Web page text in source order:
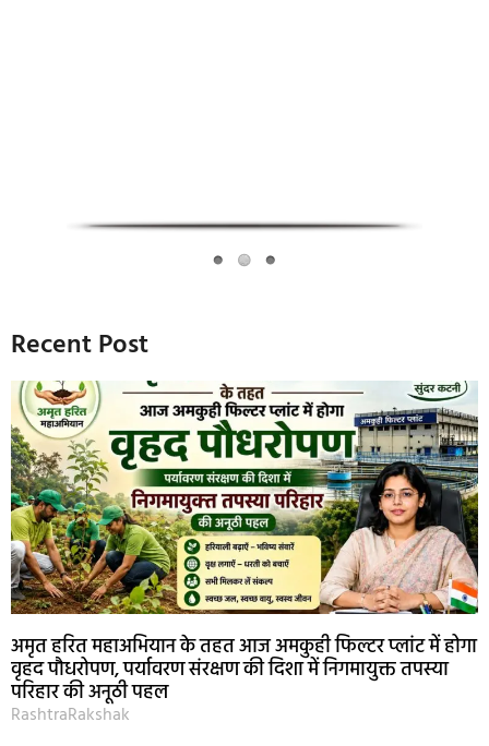
Recent Post
अमृत हरित महाअभियान के तहत आज अमकुही फिल्टर प्लांट में होगा
वृहद पौधरोपण, पर्यावरण संरक्षण की दिशा में निगमायुक्त तपस्या
परिहार की अनूठी पहल
RashtraRakshak